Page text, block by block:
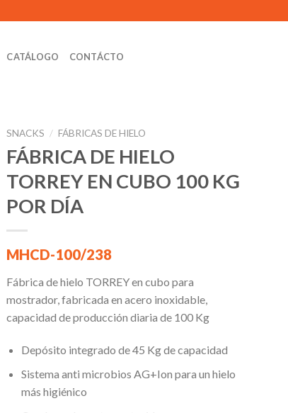
CATÁLOGO CONTÁCTO
SNACKS / FÁBRICAS DE HIELO
FÁBRICA DE HIELO
TORREY EN CUBO 100 KG
POR DÍA
MHCD-100/238
Fábrica de hielo TORREY en cubo para
mostrador, fabricada en acero inoxidable,
capacidad de producción diaria de 100 Kg
Depósito integrado de 45 Kg de capacidad
Sistema anti microbios AG+Ion para un hielo
más higiénico